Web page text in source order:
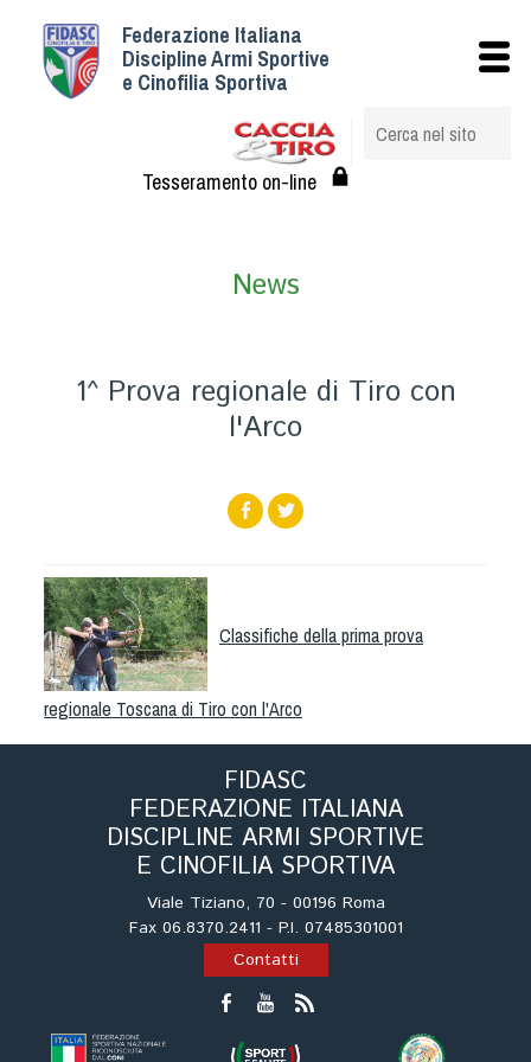
Federazione Italiana
Discipline Armi Sportive
e Cinofilia Sportiva
Tesseramento on-line
News
1^ Prova regionale di Tiro con
l'Arco
Classifiche della prima prova
regionale Toscana di Tiro con l'Arco
FIDASC
FEDERAZIONE ITALIANA
DISCIPLINE ARMI SPORTIVE
E CINOFILIA SPORTIVA
Viale Tiziano, 70 - 00196 Roma
Fax 06.8370.2411 - P.I. 07485301001
Contatti
Istituzionale
Struttura
Albo Veterinari federali
Statuto e Regolamenti
Assicurazione
Convenzioni
Tesserati
Albo Fornitori
Tecnici
Formazione
Calendario Manifestazioni
Organi di Giustizia - Dispositivi
Modelli e moduli
Albo Atleti Cinofili
Tiro di Campagna
English e Training Sporting